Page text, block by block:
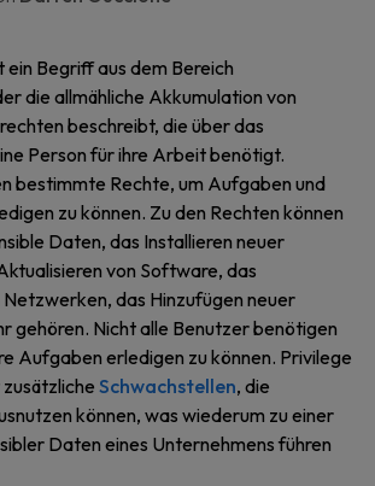
ein Begriff aus dem Bereich
die allmähliche Akkumulation von
beschreibt, die über das
Person für ihre Arbeit benötigt.
bestimmte Rechte, um Aufgaben und
zu können. Zu den Rechten können
Daten, das Installieren neuer
von Software, das
das Hinzufügen neuer
gehören. Nicht alle Benutzer benötigen
Aufgaben erledigen zu können. Privilege
Schwachstellen, die
können, was wiederum zu einer
Daten eines Unternehmens führen